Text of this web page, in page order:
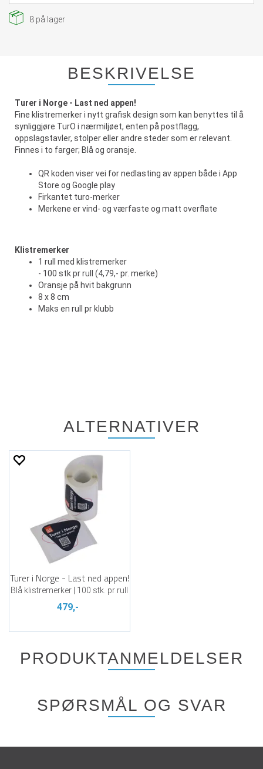
8 på lager
BESKRIVELSE
Turer i Norge - Last ned appen!
Fine klistremerker i nytt grafisk design som kan benyttes til å
synliggjøre TurO i nærmiljøet, enten på postflagg,
oppslagstavler, stolper eller andre steder som er relevant.
Finnes i to farger; Blå og oransje.
QR koden viser vei for nedlasting av appen både i App
Store og Google play
Firkantet turo-merker
Merkene er vind- og værfaste og matt overflate
Klistremerker
1 rull med klistremerker
- 100 stk pr rull (4,79,- pr. merke)
Oransje på hvit bakgrunn
8 x 8 cm
Maks en rull pr klubb
ALTERNATIVER
Turer i Norge - Last ned appen!
Blå klistremerker | 100 stk. pr rull
479,-
PRODUKTANMELDELSER
SPØRSMÅL OG SVAR